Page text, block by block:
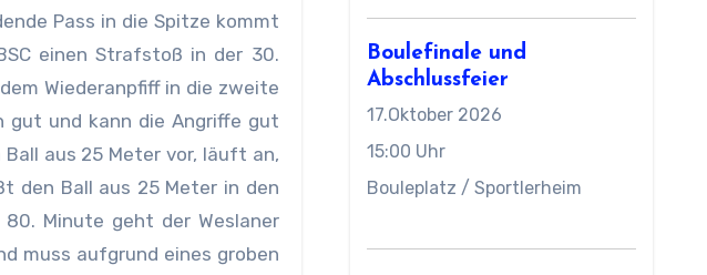
Pass in die Spitze kommt
einen Strafstoß in der 30.
Wiederanpfiff in die zweite
gut und kann die Angriffe gut
aus 25 Meter vor, läuft an,
den Ball aus 25 Meter in den
Minute geht der Weslaner
muss aufgrund eines groben
Boulefinale und
Abschlussfeier
17.Oktober 2026
15:00 Uhr
Bouleplatz / Sportlerheim